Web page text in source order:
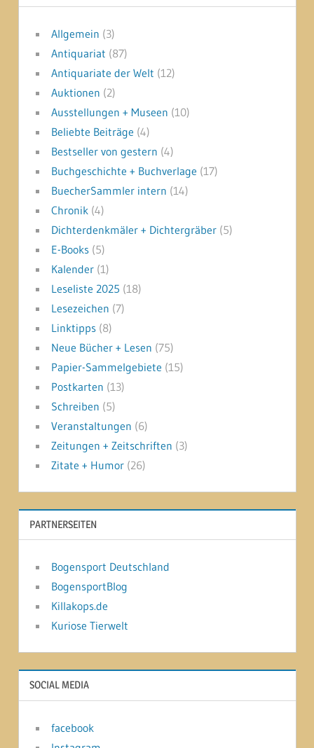
Allgemein (3)
Antiquariat (87)
Antiquariate der Welt (12)
Auktionen (2)
Ausstellungen + Museen (10)
Beliebte Beiträge (4)
Bestseller von gestern (4)
Buchgeschichte + Buchverlage (17)
BuecherSammler intern (14)
Chronik(4)
Dichterdenkmäler + Dichtergräber(5)
E-Books(5)
Kalender(1)
Leseliste 2025 (18)
Lesezeichen (7)
Linktipps(8)
Neue Bücher + Lesen (75)
Papier-Sammelgebiete (15)
Postkarten (13)
Schreiben (5)
Veranstaltungen (6)
Zeitungen + Zeitschriften (3)
Zitate + Humor(26)
PARTNERSEITEN
Bogensport Deutschland
BogensportBlog
Killakops.de
Kuriose Tierwelt
SOCIAL MEDIA
facebook